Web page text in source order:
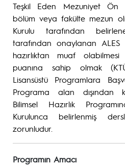
Teşkil Eden Mezuniyet Ön
bölüm veya fakülte mezun
Kurulu tarafından
tarafından onaylanan ALES
hazırlıktan muaf
puanına sahip olmak
Lisansüstü Programlara
Programa alan dışından
Bilimsel Hazırlık
Kurulunca belirlenmiş
zorunludur.
Programın Amacı